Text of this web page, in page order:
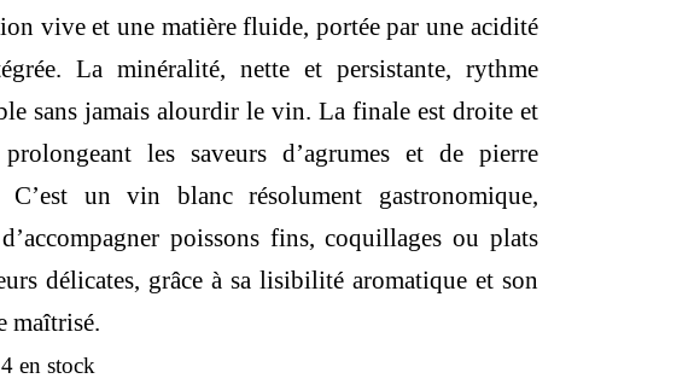
vive et une matière fluide, portée par une acidité
La minéralité, nette et persistante, rythme
sans jamais alourdir le vin. La finale est droite et
prolongeant les saveurs d’agrumes et de pierre
C’est un vin blanc résolument gastronomique,
poissons fins, coquillages ou plats
délicates, grâce à sa lisibilité aromatique et son
maîtrisé.
en stock